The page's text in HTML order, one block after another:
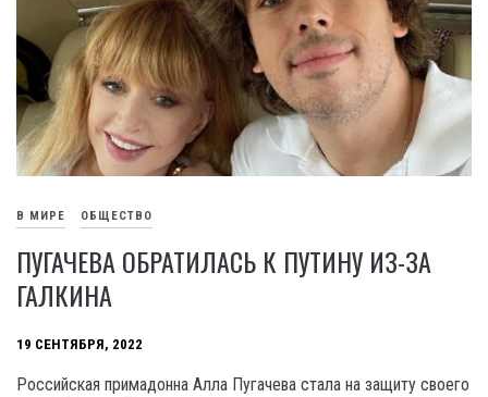
В МИРЕ ОБЩЕСТВО
ПУГАЧЕВА ОБРАТИЛАСЬ К ПУТИНУ ИЗ-ЗА
ГАЛКИНА
19 СЕНТЯБРЯ, 2022
Российская примадонна Алла Пугачева стала на защиту своего